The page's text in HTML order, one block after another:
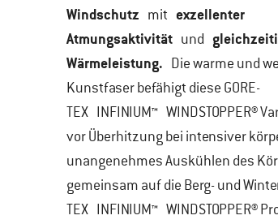
Windschutz mit exzellenter
Atmungsaktivität und
Wärmeleistung. Die warme und
Kunstfaser befähigt diese GORE-
TEX INFINIUM™ WINDSTOPPER®
vor Überhitzung bei intensiver
unangenehmes Auskühlen des
gemeinsam auf die Berg- und
TEX INFINIUM™ WINDSTOPPER®